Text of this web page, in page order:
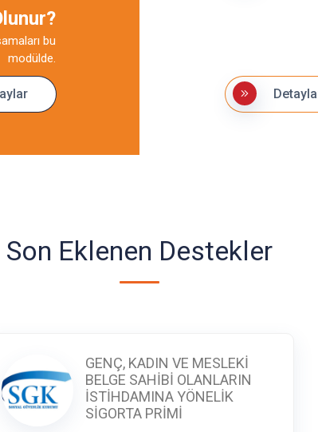
bu
modülde.
Son Eklenen Destekler
GENÇ, KADIN VE MESLEKİ
BELGE SAHİBİ OLANLARIN
İSTİHDAMINA YÖNELİK
SİGORTA PRİMİ